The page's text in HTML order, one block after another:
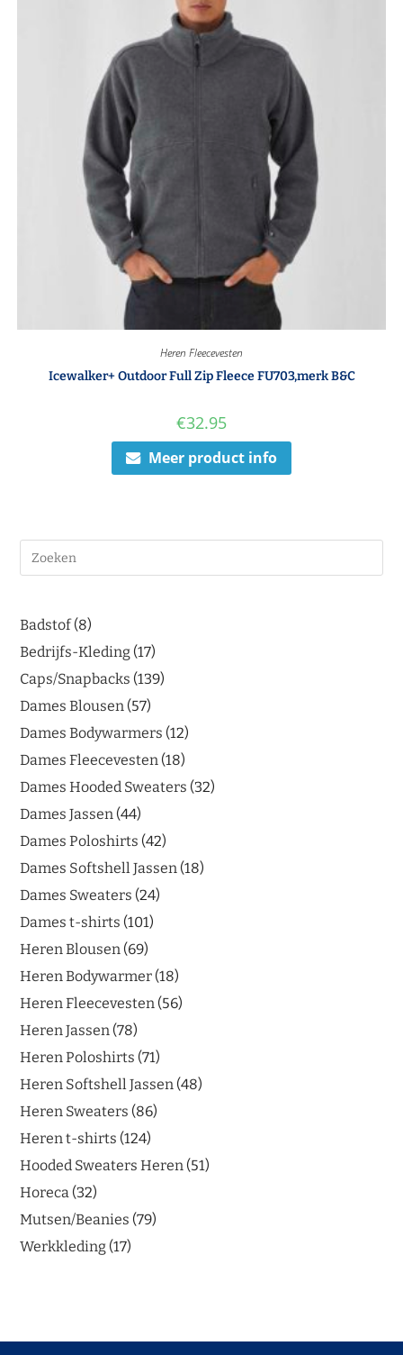
Heren Fleecevesten
Icewalker+ Outdoor Full Zip Fleece FU703,merk B&C
€32.95
Meer product info
Badstof 8
Bedrijfs-Kleding 17
Caps/Snapbacks 139
Dames Blousen 57
Dames Bodywarmers 12
Dames Fleecevesten 18
Dames Hooded Sweaters 32
Dames Jassen 44
Dames Poloshirts 42
Dames Softshell Jassen 18
Dames Sweaters 24
Dames t-shirts 101
Heren Blousen 69
Heren Bodywarmer 18
Heren Fleecevesten 56
Heren Jassen 78
Heren Poloshirts 71
Heren Softshell Jassen 48
Heren Sweaters 86
Heren t-shirts 124
Hooded Sweaters Heren 51
Horeca 32
Mutsen/Beanies 79
Werkkleding 17